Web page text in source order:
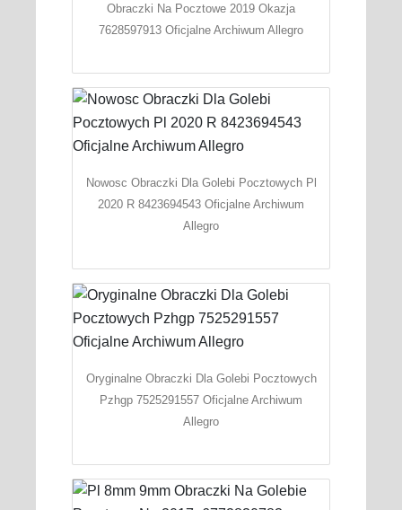
Obraczki Na Pocztowe 2019 Okazja
7628597913 Oficjalne Archiwum Allegro
Nowosc Obraczki Dla Golebi Pocztowych Pl
2020 R 8423694543 Oficjalne Archiwum
Allegro
Oryginalne Obraczki Dla Golebi Pocztowych
Pzhgp 7525291557 Oficjalne Archiwum
Allegro